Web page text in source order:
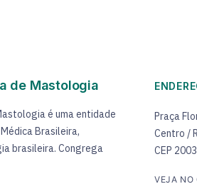
de Mastologia
é uma entidade
Brasileira,
brasileira. Congrega
Praça
Centro /
CEP
VEJA NO